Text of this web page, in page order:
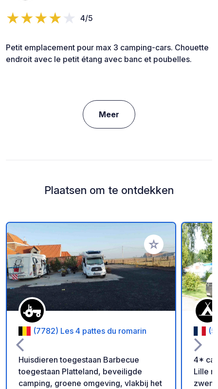
4/5
Petit emplacement pour max 3 camping-cars. Chouette
endroit avec le petit étang avec banc et poubelles.
Meer
Plaatsen om te ontdekken
Voeg toe aan je
(7782) Les 4 pattes du romarin
Huisdieren toegestaan Barbecue
toegestaan Platteland, beveiligde
camping, groene omgeving, vlakbij het
4*
Lille